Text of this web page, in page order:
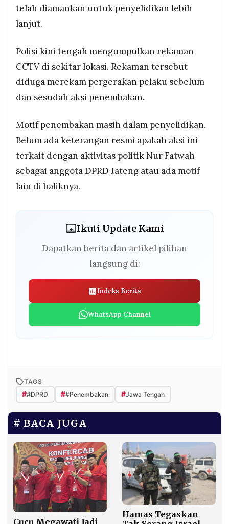
telah diamankan untuk penyelidikan lebih
lanjut.
Polisi kini tengah mengumpulkan rekaman
CCTV di sekitar lokasi. Rekaman tersebut
diduga merekam pergerakan pelaku sebelum
dan sesudah aksi penembakan.
Motif penembakan masih dalam penyelidikan.
Belum ada keterangan resmi apakah aksi ini
terkait dengan aktivitas politik Nur Fatwah
sebagai anggota DPRD Jateng atau ada motif
lain di baliknya.
Ikuti Update Kami
Dapatkan berita dan artikel pilihan
langsung di:
Indeks Berita
WhatsApp Channel
TAGS
##DPRD ##Penembakan #Jawa Tengah
BACA JUGA
Hamas Tegaskan